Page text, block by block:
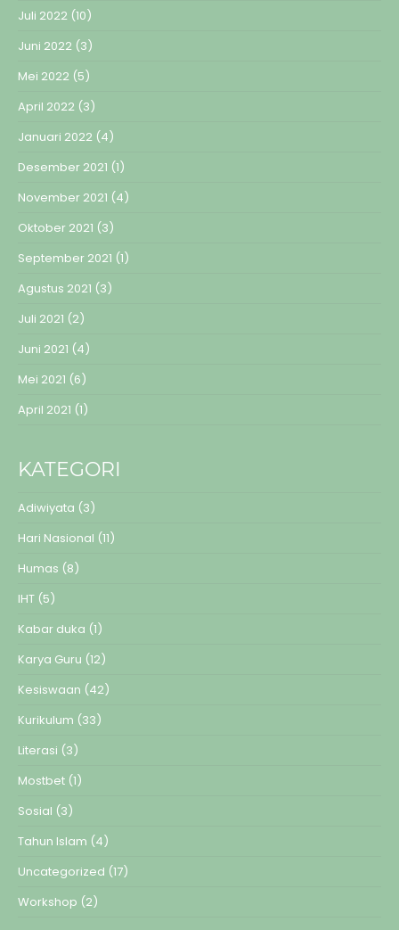
Juli 2022 (10)
Juni 2022 (3)
Mei 2022 (5)
April 2022 (3)
Januari 2022 (4)
Desember 2021 (1)
November 2021 (4)
Oktober 2021 (3)
September 2021 (1)
Agustus 2021 (3)
Juli 2021 (2)
Juni 2021 (4)
Mei 2021 (6)
April 2021 (1)
KATEGORI
Adiwiyata (3)
Hari Nasional (11)
Humas (8)
IHT (5)
Kabar duka (1)
Karya Guru (12)
Kesiswaan (42)
Kurikulum (33)
Literasi (3)
Mostbet (1)
Sosial (3)
Tahun Islam (4)
Uncategorized (17)
Workshop (2)